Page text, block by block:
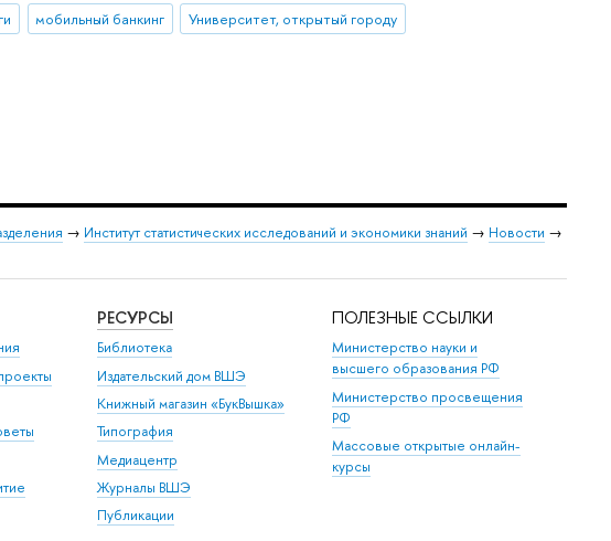
мобильный банкинг Университет, открытый городу
→ Институт статистических исследований и экономики знаний → Новости →
РЕСУРСЫ
Библиотека
Издательский дом ВШЭ
Книжный магазин «БукВышка»
Типография
Медиацентр
Журналы ВШЭ
Публикации
ПОЛЕЗНЫЕ ССЫЛКИ
Министерство науки и
высшего образования РФ
Министерство просвещения
РФ
Массовые открытые онлайн-
курсы